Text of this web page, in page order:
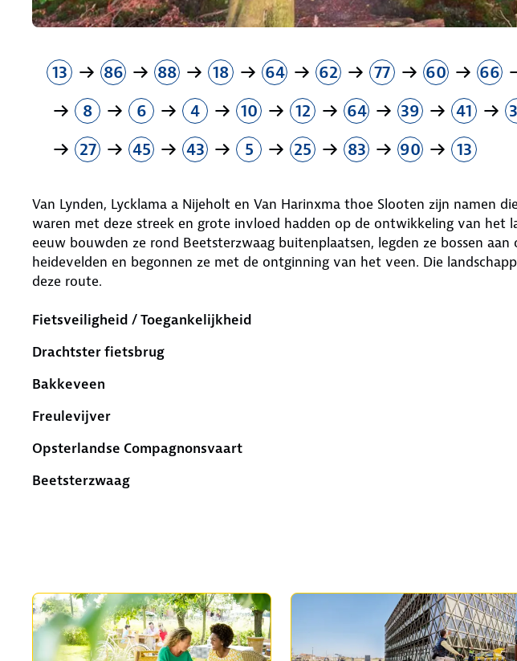
13 86 88 18 64 62 77 60 66
8
6 4 10 12 64 39 41
27
45 43 5 25 83 90 13
Van Lynden, Lycklama a Nijeholt en Van Harinxma thoe Slooten zijn namen
waren met deze streek en grote invloed hadden op de ontwikkeling van het
eeuw bouwden ze rond Beetsterzwaag buitenplaatsen, legden ze bossen aan
heidevelden en begonnen ze met de ontginning van het veen. Die
deze route.
Fietsveiligheid / Toegankelijkheid
Drachtster fietsbrug
Bakkeveen
Freulevijver
Opsterlandse Compagnonsvaart
Beetsterzwaag